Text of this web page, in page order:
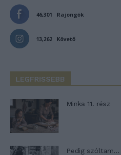
46,301 Rajongók
13,262 Követő
LEGFRISSEBB
Minka 11. rész
Pedig